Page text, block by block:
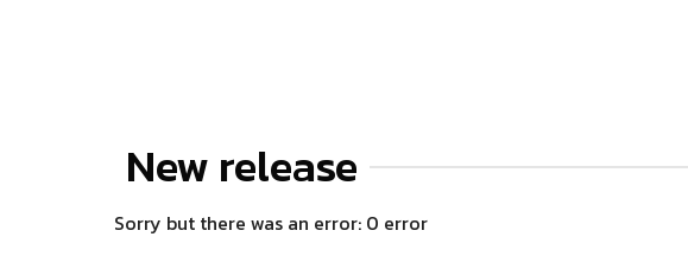
New release
Sorry but there was an error: 0 error